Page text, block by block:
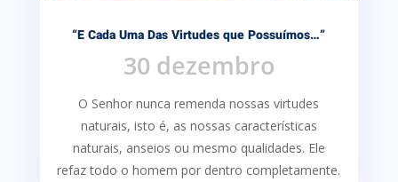
“E Cada Uma Das Virtudes que Possuímos…”
30 dezembro
O Senhor nunca remenda nossas virtudes
naturais, isto é, as nossas características
naturais, anseios ou mesmo qualidades. Ele
refaz todo o homem por dentro completamente.